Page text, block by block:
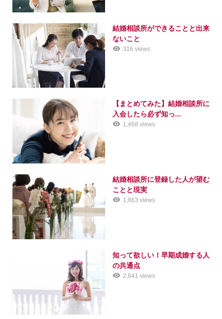
結婚相談所ができることと出来
ないこと
316 views
【まとめてみた】結婚相談所に
入会したら必ず知っ...
1,468 views
結婚相談所に登録した人が望む
ことと現実
1,863 views
知って欲しい！早期成婚する人
の共通点
2,641 views